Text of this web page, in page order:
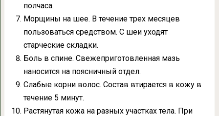
полчаса.
Морщины на шее. В течение трех месяцев
пользоваться средством. С шеи уходят
старческие складки.
Боль в спине. Свежеприготовленная мазь
наносится на поясничный отдел.
Слабые корни волос. Состав втирается в кожу в
течение 5 минут.
Растянутая кожа на разных участках тела. При